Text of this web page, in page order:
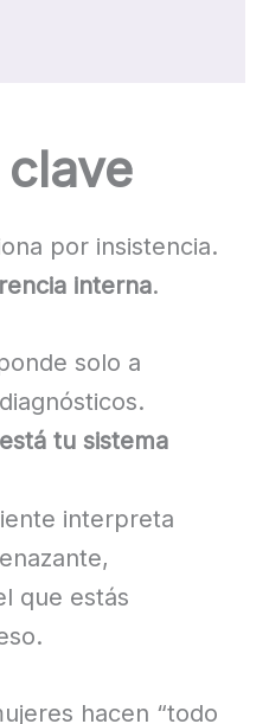
por insistencia.
interna.
solo a
tu sistema
interpreta
que estás
hacen “todo